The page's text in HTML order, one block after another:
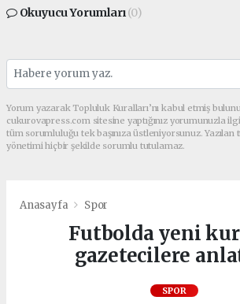
Okuyucu Yorumları(0)
Yorum yazarak Topluluk Kuralları’nı kabul etmiş
cukurovapress.com sitesine yaptığınız yorumunuzla
tüm sorumluluğu tek başınıza üstleniyorsunuz.
yönetimi hiçbir şekilde sorumlu tutulamaz.
Anasayfa Spor
Futbolda yeni
gazetecilere
SPOR